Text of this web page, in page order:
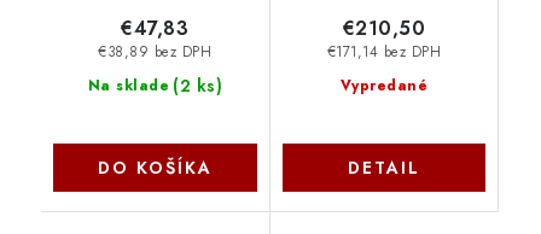
Na sklade (2 ks)
€38,89 bez DPH
€47,83
DO KOŠÍKA
Vypredané
€171,14 bez DPH
€210,50
DETAIL